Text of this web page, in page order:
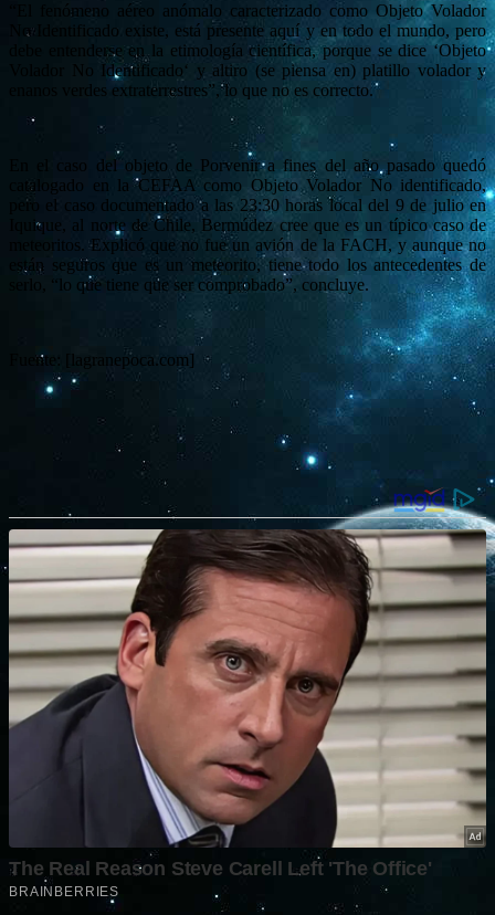
“El fenómeno aéreo anómalo caracterizado como Objeto Volador
No Identificado existe, está presente aquí y en todo el mundo, pero
debe entenderse en la etimología científica, porque se dice ‘Objeto
Volador No Identificado‘ y altiro (se piensa en) platillo volador y
enanos verdes extraterrestres”, lo que no es correcto.
En el caso del objeto de Porvenir a fines del año pasado quedó
catalogado en la CEFAA como Objeto Volador No identificado,
pero el caso documentado a las 23:30 horas local del 9 de julio en
Iquique, al norte de Chile, Bermúdez cree que es un típico caso de
meteoritos. Explicó que no fue un avión de la FACH, y aunque no
están seguros que es un meteorito, tiene todo los antecedentes de
serlo, “lo que tiene que ser comprobado”, concluye.
Fuente: [lagranepoca.com]